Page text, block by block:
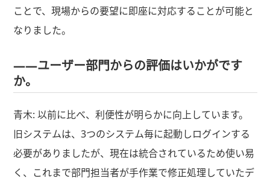
ことで、現場からの要望に即座に対応することが可能と
なりました。
――ユーザー部門からの評価はいかがです
か。
青木: 以前に比べ、利便性が明らかに向上しています。
旧システムは、3つのシステム毎に起動しログインする
必要がありましたが、現在は統合されているため使い易
く、これまで部門担当者が手作業で修正処理していたデ